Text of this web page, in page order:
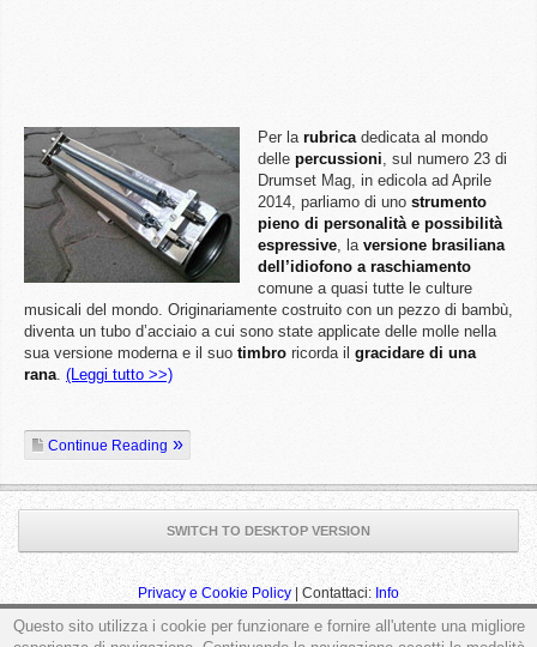
Per la rubricadedicata al mondo
delle percussioni, sul numero 23 di
Drumset Mag, in edicola ad Aprile
2014, parliamo di uno strumento
pieno di personalità e possibilità
espressive, la versione brasiliana
dell’idiofono a raschiamento
comune a quasi tutte le culture
musicali del mondo. Originariamente costruito con un pezzo di bambù,
diventa un tubo d’acciaio a cui sono state applicate delle molle nella
sua versione moderna e il suo timbro ricorda il gracidare di una
rana. (Leggi tutto >>)
Continue Reading
SWITCH TO DESKTOP VERSION
Privacy e Cookie Policy | Contattaci: Info
Questo sito utilizza i cookie per funzionare e fornire all'utente una migliore